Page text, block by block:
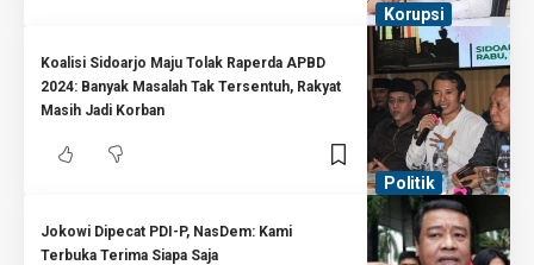
Korupsi
Politik
Koalisi Sidoarjo Maju Tolak Raperda APBD
2024: Banyak Masalah Tak Tersentuh, Rakyat
Masih Jadi Korban
Jokowi Dipecat PDI-P, NasDem: Kami
Terbuka Terima Siapa Saja